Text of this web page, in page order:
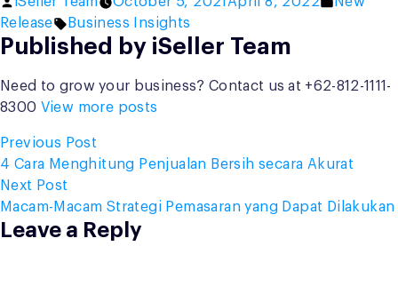
by
Release
Tags:
Business Insights
Published by iSeller Team
Need to grow your business? Contact us at +62-812-1111-
8300 View more posts
Post
navigation
Previous Post
post:
4 Cara Menghitung Penjualan Bersih secara Akurat
Next Post
post:
Macam-Macam Strategi Pemasaran yang Dapat Dilakukan
Leave a Reply